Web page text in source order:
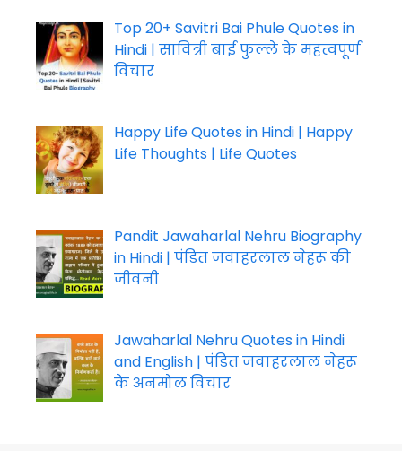
Top 20+ Savitri Bai Phule Quotes in
Hindi | सावित्री बाई फुल्ले के महत्वपूर्ण
विचार
Happy Life Quotes in Hindi | Happy
Life Thoughts | Life Quotes
Pandit Jawaharlal Nehru Biography
in Hindi | पंडित जवाहरलाल नेहरू की
जीवनी
Jawaharlal Nehru Quotes in Hindi
and English | पंडित जवाहरलाल नेहरू
के अनमोल विचार